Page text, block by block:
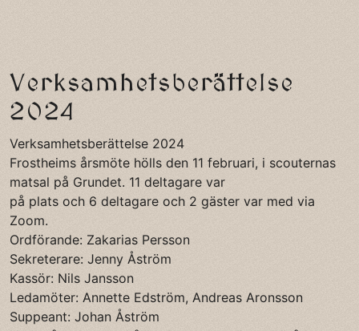
Verksamhetsberättelse
2024
Verksamhetsberättelse 2024
Frostheims årsmöte hölls den 11 februari, i scouternas
matsal på Grundet. 11 deltagare var
på plats och 6 deltagare och 2 gäster var med via
Zoom.
Ordförande: Zakarias Persson
Sekreterare: Jenny Åström
Kassör: Nils Jansson
Ledamöter: Annette Edström, Andreas Aronsson
Suppeant: Johan Åström